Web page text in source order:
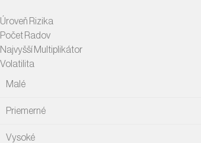
Úroveň Rizika
Počet Radov
Najvyšší Multiplikátor
Volatilita
Malé
Priemerné
Vysoké